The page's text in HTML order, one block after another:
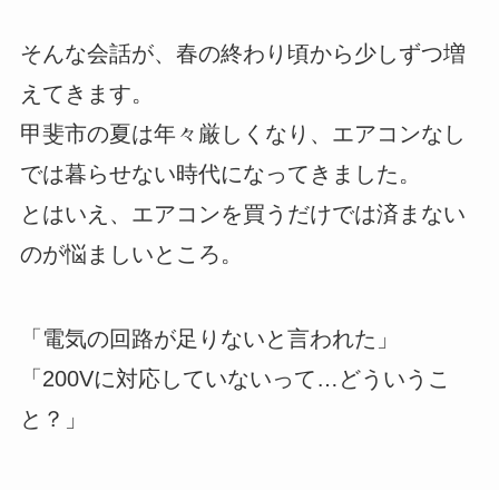
そんな会話が、春の終わり頃から少しずつ増
えてきます。
甲斐市の夏は年々厳しくなり、エアコンなし
では暮らせない時代になってきました。
とはいえ、エアコンを買うだけでは済まない
のが悩ましいところ。
「電気の回路が足りないと言われた」
「200Vに対応していないって…どういうこ
と？」